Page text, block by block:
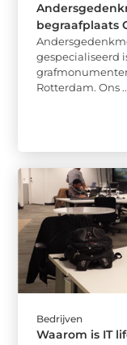
begraafplaats
gespecialiseerd
Rotterdam. Ons
Bedrijven
Waarom is IT